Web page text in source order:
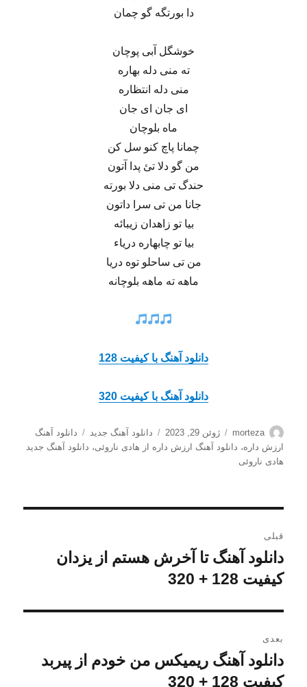
دا بورتگه گو چمان
خوشگل آبی پوچان
ته منی دله بهاره
منی دله انتظاره
ای جان ای جان
ماه بلوچان
چمانا پاچ کنو سل کن
من گو دلا تئ پدا آتون
حندگ تی منی دلا بورته
جانا من تی سرا داتون
بیا تو زاهدان زیبائه
بیا تو چابهاره دریاء
من تی ساحلو توه دریا
ماهه ته ماهه بلوچانه
دانلود آهنگ با کیفیت 128
دانلود آهنگ با کیفیت 320
نویسنده
morteza
ارسال
شده
ژوئن 29, 2023 دسته‌ها
دانلود آهنگ جدید برچسب‌ها
دانلود آهنگ
ارزش داره، دانلود آهنگ ارزش داره از هادی ناروئی، دانلود آهنگ جدید
هادی ناروئی
نوشته
قبلی
نوشته
قبلی:
دانلود آهنگ تا آخرش هستم از یزدان
کیفیت 128 + 320
بعدی
نوشته
بعدی:
دانلود آهنگ ریمیکس من خودم از پیربد
کیفیت 128 + 320